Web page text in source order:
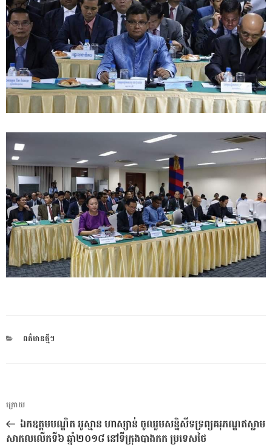
CATEGORIES
ពត៌មានថ្មីៗ
ការ​
នាំទិស​
ប្រកាស
អត្ថបទ
មុន
ក្រោយ
ឯកឧត្តមបណ្ឌិត អូស្មាន ហាស្សាន់ ចូលរួមសន្និសីទទ្រព្យគរុភណ្ឌឥស្លាម
សាកលលើកទី៦ ឆ្នាំ២០១៨ នៅទីក្រុងបាងកក ប្រទេសថៃ